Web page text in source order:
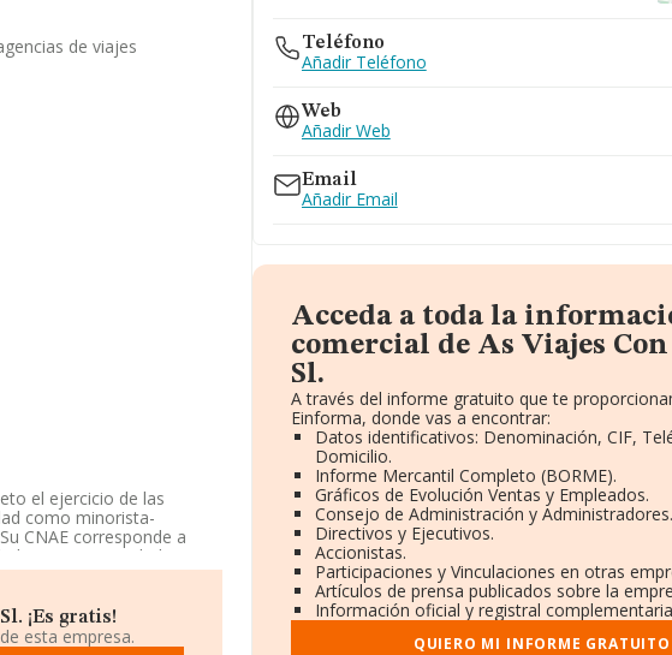
de viajes
el ejercicio de las
como minorista-
CNAE corresponde a
no tiene actividad en
se encuentra en Calle
¡Es gratis!
esta empresa.
Teléfono
Añadir Teléfono
Web
Añadir Web
Email
Añadir Email
Acceda a toda la
comercial de As Viajes
Sl.
A través del informe gratuito que te
Einforma, donde vas a encontrar:
Datos identificativos: Denominación, CIF,
Domicilio.
Informe Mercantil Completo (BORME).
Gráficos de Evolución Ventas y Empleados.
Consejo de Administración y Administradores.
Directivos y Ejecutivos.
Accionistas.
Participaciones y Vinculaciones en otras
Artículos de prensa publicados sobre la
Información oficial y registral
QUIERO MI INFORME GRATUITO